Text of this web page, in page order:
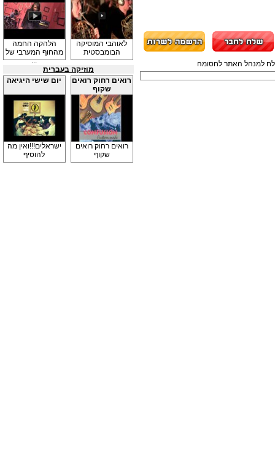
הלהקה החמה
מהחוף המערבי של
...
לאוהבי המוסיקה
הבומבסטית
מוזיקה בעברית
יום שישי היגיאה
ישראלים!!!ואין מה
להוסיף
רואים רחוק רואים
שקוף
רואים רחוק רואים
שקוף
למנהל האתר לחסומה